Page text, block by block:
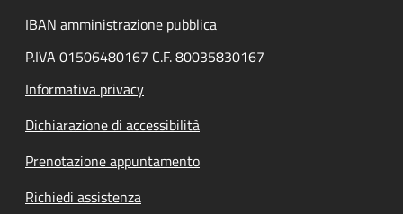
IBAN amministrazione pubblica
P.IVA 01506480167 C.F. 80035830167
Informativa privacy
Dichiarazione di accessibilità
Prenotazione appuntamento
Richiedi assistenza